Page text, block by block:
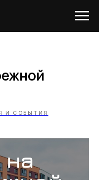
И СОБЫТИЯ